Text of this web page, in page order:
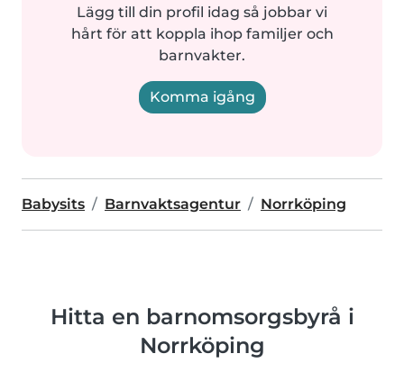
Lägg till din profil idag så jobbar vi
hårt för att koppla ihop familjer och
barnvakter.
Komma igång
Babysits Barnvaktsagentur Norrköping
Hitta en barnomsorgsbyrå i
Norrköping